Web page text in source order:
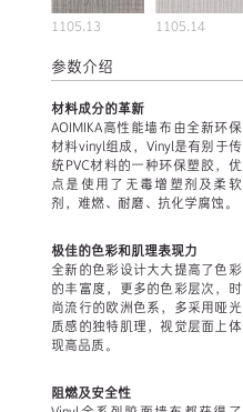
1105.13 1105.14
参数介绍
材料成分的革新
AOIMIKA高性能墙布由全新环保
材料vinyl组成，Vinyl是有别于传
统PVC材料的一种环保塑胶，优
点是使用了无毒增塑剂及柔软
剂，难燃、耐磨、抗化学腐蚀。
极佳的色彩和肌理表现力
全新的色彩设计大大提高了色彩
的丰富度，更多的色彩层次，时
尚流行的欧洲色系，多采用哑光
质感的独特肌理，视觉层面上体
现高品质。
阻燃及安全性